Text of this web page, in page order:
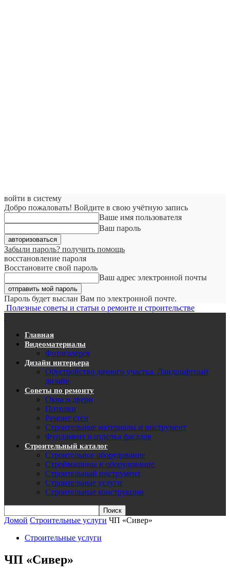
войти в систему
Добро пожаловать! Войдите в свою учётную запись
Ваше имя пользователя
Ваш пароль
Забыли пароль? получить помощь
восстановление пароля
Восстановите свой пароль
Ваш адрес электронной почты
Пароль будет выслан Вам по электронной почте.
Полезные советы и статьи о ремонте и строительстве
Главная
Видеоматериалы
Фотогалерея
Дизайн интерьера
Обустройство дачного участка. Ландшафтный
дизайн
Советы по ремонту
Окна и двери
Потолки
Ремонт стен
Строительные материалы и инструмент
Фундамент и отделка фасадов
Строительный каталог
Строительное оборудование
Строймашины и оборудование
Строительный инструмент
Строительные услуги
Строительные конструкции
Домой Строительные услуги ЧП «Сивер»
Строительные услуги
ЧП «Сивер»